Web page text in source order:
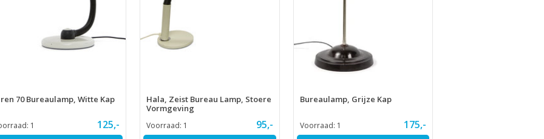
70 Bureaulamp, Witte Kap
1 125,-
Hala, Zeist Bureau Lamp, Stoere
Vormgeving
Voorraad: 1 95,-
Bureaulamp, Grijze Kap
Voorraad: 1 175,-